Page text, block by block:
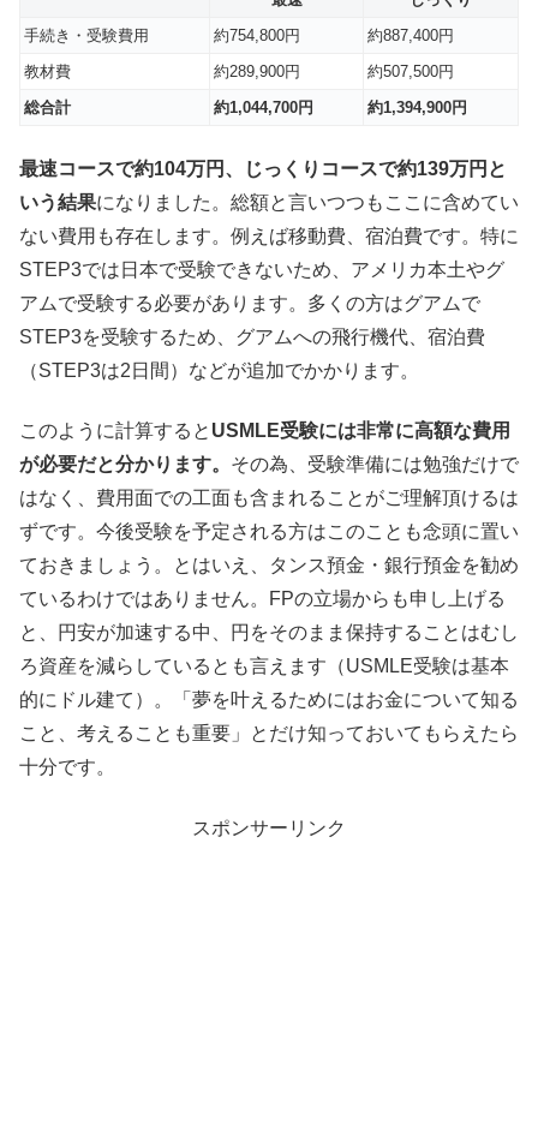
手続き・受験費用
約754,800円
約887,400円
教材費
約289,900円
約507,500円
総合計
約1,044,700円 約1,394,900円
最速コースで約104万円、じっくりコースで約139万円と
いう結果になりました。総額と言いつつもここに含めてい
ない費用も存在します。例えば移動費、宿泊費です。特に
STEP3では日本で受験できないため、アメリカ本土やグ
アムで受験する必要があります。多くの方はグアムで
STEP3を受験するため、グアムへの飛行機代、宿泊費
（STEP3は2日間）などが追加でかかります。
このように計算すると USMLE受験には非常に高額な費用
が必要だと分かります。 その為、受験準備には勉強だけで
はなく、費用面での工面も含まれることがご理解頂けるは
ずです。今後受験を予定される方はこのことも念頭に置い
ておきましょう。とはいえ、タンス預金・銀行預金を勧め
ているわけではありません。FPの立場からも申し上げる
と、円安が加速する中、円をそのまま保持することはむし
ろ資産を減らしているとも言えます（USMLE受験は基本
的にドル建て）。「夢を叶えるためにはお金について知る
こと、考えることも重要」とだけ知っておいてもらえたら
十分です。
スポンサーリンク